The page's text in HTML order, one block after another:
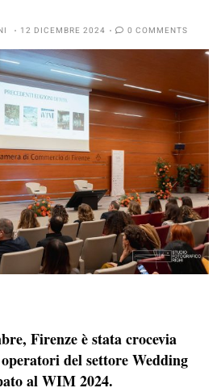
12 DICEMBRE 2024 0 COMMENTS
Firenze è stata crocevia
del settore Wedding
al WIM 2024.